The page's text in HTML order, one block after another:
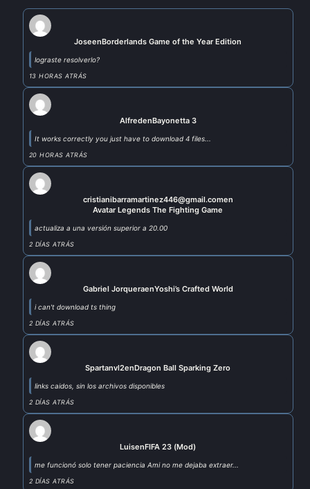
JoseenBorderlands Game of the Year Edition
lograste resolverlo?
13 HORAS ATRÁS
AlfredenBayonetta 3
It works correctly you just have to download 4 files...
20 HORAS ATRÁS
cristianibarramartinez446@gmail.comen
Avatar Legends The Fighting Game
actualiza a una versión superior a 20.00
2 DÍAS ATRÁS
Gabriel JorqueraenYoshi’s Crafted World
i can't download ts thing
2 DÍAS ATRÁS
Spartanvl2enDragon Ball Sparking Zero
links caidos, sin los archivos disponibles
2 DÍAS ATRÁS
LuisenFIFA 23 (Mod)
me funcionó solo tener paciencia Ami no me dejaba extraer...
2 DÍAS ATRÁS